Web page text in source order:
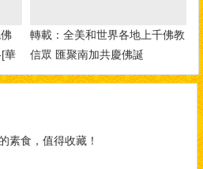
華
轉載：全美和世界各地上千佛教
信眾 匯聚南加共慶佛誕
素食，值得收藏！